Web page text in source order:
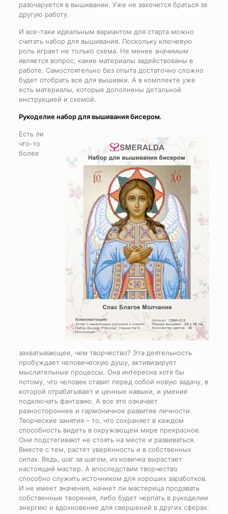
разочаруется в вышивании. Уже не захочется браться за
другую работу.
И все-таки идеальным вариантом для старта можно
считать набор для вышивания. Поскольку ключевую
роль играет не только схема. Не менее значимым
является вопрос, какие материалы задействованы в
работе. Самостоятельно без опыта достаточно сложно
будет отобрать все для вышивки. А в комплекте уже
есть материалы, которые дополнены детальной
инструкцией и схемой.
Рукоделие набор для вышивания бисером.
Есть ли
что-то
более
захватывающее, чем творчество? Эта деятельность
пробуждает человеческую душу, активизирует
мыслительные процессы. Она интересна хотя бы
потому, что человек ставит перед собой новую задачу, в
которой отрабатывает и ценные навыки, и умение
подключать фантазию. А все это означает
разностороннее и гармоничное развитие личности.
Творческие занятия – то, что сохраняет в каждом
способность видеть в окружающем мире прекрасное.
Они подстегивают не стоять на месте и развиваться.
Вместе с тем, растет уверенность и в собственных
силах. Ведь, шаг за шагом, из новичка вырастает
настоящий мастер. А впоследствии творчество
способно служить источником для хороших заработков.
И не имеет значения, начнет ли мастерица продавать
собственные творения, либо будет черпать в рукоделии
энергию и вдохновение для свершений в других сферах.